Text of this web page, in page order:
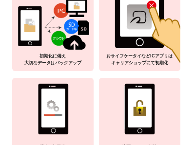
初期化に備え
大切なデータはバックアップ
おサイフケータイなどICアプリは
キャリアショップにて初期化